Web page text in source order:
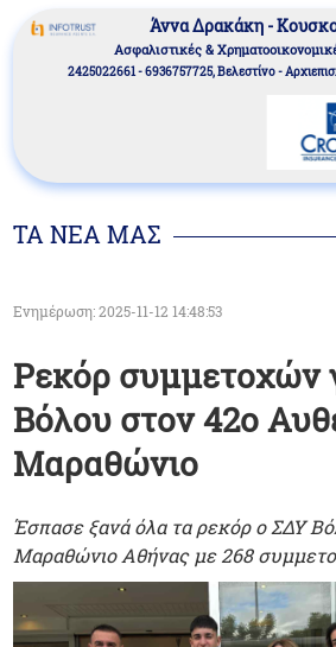
Άννα Δρακάκη -
Aσφαλιστικές &
2425022661 - 6936757725, Βελεστίνο -
ΤΑ ΝΕΑ ΜΑΣ
Ενημέρωση: 2025-11-12 14:48:53
Ρεκόρ συμμετοχών
Βόλου στον 42ο
Μαραθώνιο
Έσπασε ξανά όλα τα ρεκόρ ο ΣΔΥ
Μαραθώνιο Αθήνας με 268